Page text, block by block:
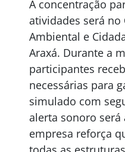
A concentração
atividades será no
Ambiental e
Araxá. Durante a
participantes
necessárias para
simulado com
alerta sonoro será
empresa reforça